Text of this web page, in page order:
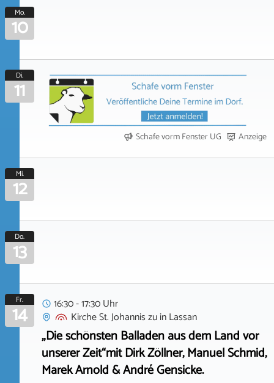
Mo.
10
Di.
11
Schafe vorm Fenster UG Anzeige
Mi.
12
Do.
13
Fr.
14
16:30 - 17:30 Uhr
Kirche St. Johannis zuinLassan
„Die schönsten Balladen aus dem Land vor
unserer Zeit“mit Dirk Zöllner, Manuel Schmid,
Marek Arnold & André Gensicke.